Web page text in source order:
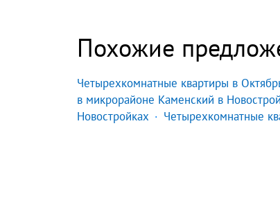
Похожие
Четырехкомнатные квартиры в
в микрорайоне Каменский в
Новостройках
Четырехкомнатные